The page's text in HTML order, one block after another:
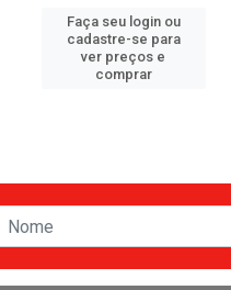
Faça seu login ou
cadastre-se para
ver preços e
comprar